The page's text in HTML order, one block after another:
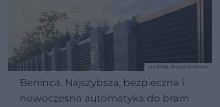
Beninca. Najszybsza, bezpieczna i
nowoczesna automatyka do bram
MATERIAŁ SPONSOROWANY